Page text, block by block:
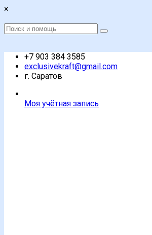
Перейти
содержимому
×
Поиск
:
Поиск
+7 903 384 3585
exclusivekraft@gmail.com
г. Саратов
Моя учётная запись